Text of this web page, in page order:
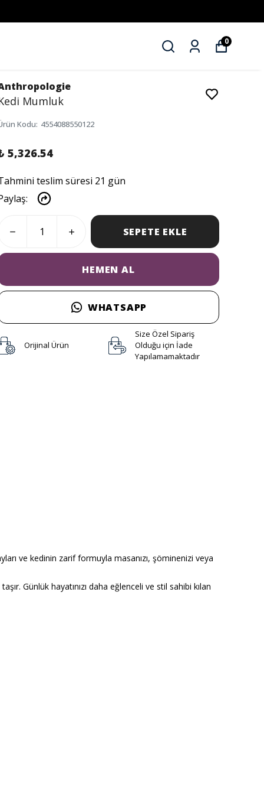
0
Mumluk
Kodu: 4554088550122
5,326.54
teslim süresi 21 gün
:
SEPETE EKLE
HEMEN AL
WHATSAPP
Orijinal Ürün
Size Özel Sipariş
Olduğu için İade
Yapılamamaktadır
ve kedinin zarif formuyla masanızı, şöminenizi veya
Günlük hayatınızı daha eğlenceli ve stil sahibi kılan